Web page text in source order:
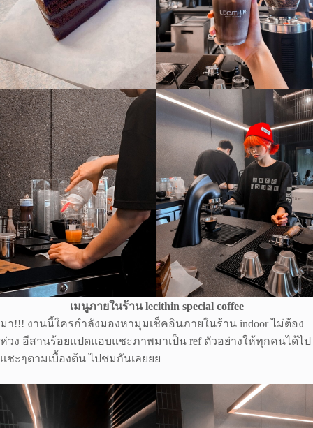
เมนูภายในร้าน lecithin special coffee
มา!!! งานนี้ใครกำลังมองหามุมเช็คอินภายในร้าน indoor ไม่ต้อง
ห่วง อีสานร้อยแปดแอบแชะภาพมาเป็น ref ตัวอย่างให้ทุกคนได้ไป
แชะๆตามเบื้องต้น ไปชมกันเลยยย